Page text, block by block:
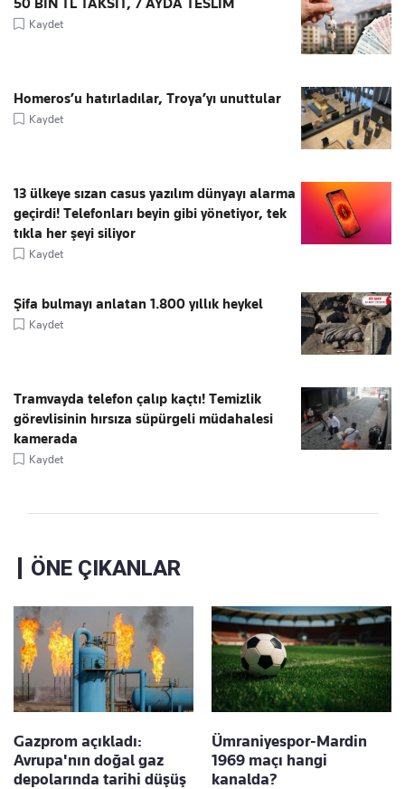
50 BİN TL TAKSİT, 7 AYDA TESLİM
Kaydet
Homeros’u hatırladılar, Troya’yı unuttular
Kaydet
13 ülkeye sızan casus yazılım dünyayı alarma
geçirdi! Telefonları beyin gibi yönetiyor, tek
tıkla her şeyi siliyor
Kaydet
Şifa bulmayı anlatan 1.800 yıllık heykel
Kaydet
Tramvayda telefon çalıp kaçtı! Temizlik
görevlisinin hırsıza süpürgeli müdahalesi
kamerada
Kaydet
ÖNE ÇIKANLAR
Gazprom açıkladı:
Avrupa'nın doğal gaz
depolarında tarihi düşüş
Ümraniyespor-Mardin
1969 maçı hangi
kanalda?